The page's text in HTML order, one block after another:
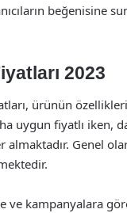
beğenisine
2023
ürünün
uygun fiyatlı iken,
Genel
kampanyalara